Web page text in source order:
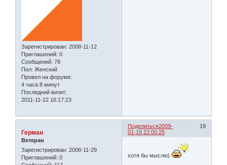
Зарегистрирован: 2008-11-12
Приглашений: 0
Сообщений: 78
Пол: Женский
Провел на форуме:
4 часа 8 минут
Последний визит:
2011-11-22 16:17:23
Поделиться 19
2009-
01-19 22:00:25
Герман
Ветеран
Зарегистрирован: 2008-11-29
Приглашений: 0
хотя бы мыслю)